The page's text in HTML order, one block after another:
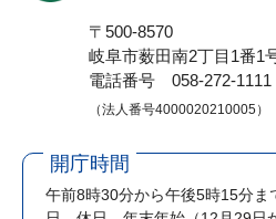
〒500-8570
岐阜市薮田南2丁目1番1
電話番号 058-272-1111
（法人番号4000020210005）
開庁時間
午前8時30分から午後5時15分ま